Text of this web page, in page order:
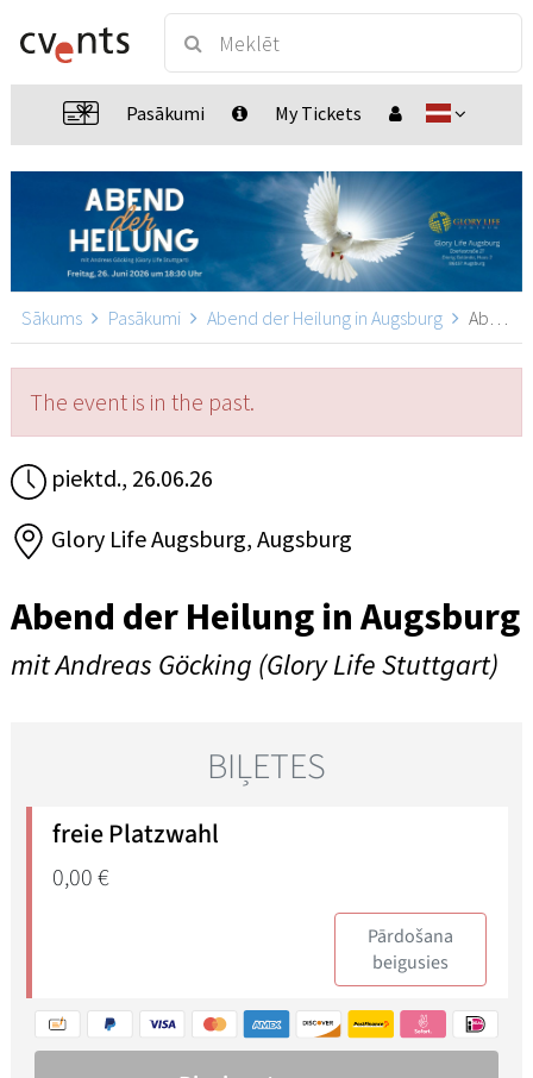
Pasākumi My Tickets
Sākums Pasākumi Abend der Heilung in Augsburg Abend der Heilung in Augsburg, Augsburg
The event is in the past.
piektd., 26.06.26
Glory Life Augsburg, Augsburg
Abend der Heilung in Augsburg
mit Andreas Göcking (Glory Life Stuttgart)